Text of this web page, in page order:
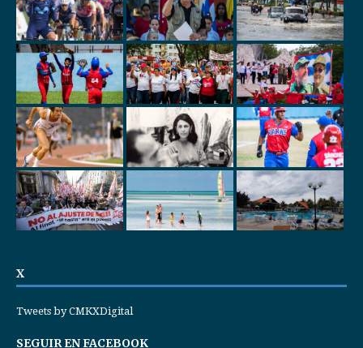
X
Tweets by CMKXDigital
SEGUIR EN FACEBOOK